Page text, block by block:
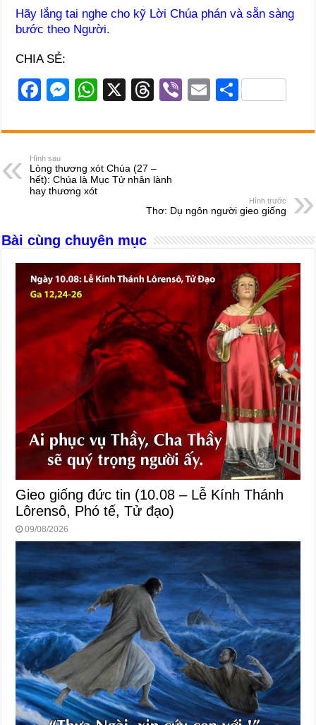
Hãy lắng tai nghe cho kỹ Lời Chúa phán và sẵn sàng
bước theo Người.
CHIA SẺ:
F
c
e
b
o
k
M
ss
n
g
W
at
A
X
T
e
d
s
Vi
er
E
ail
S
ar
Hình sau
Lòng thương xót Chúa (27 –
hết): Chúa là Mục Tử nhân lành
hay thương xót
Hình trước
Thơ: Dụ ngôn người gieo giống
Bài cùng chuyên mục
Gieo giống đức tin (10.08 – Lễ Kính Thánh
Lôrensô, Phó tế, Tử đạo)
09/08/2026